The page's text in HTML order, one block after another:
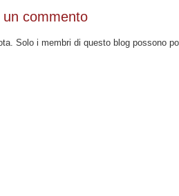
un commento
Solo i membri di questo blog possono